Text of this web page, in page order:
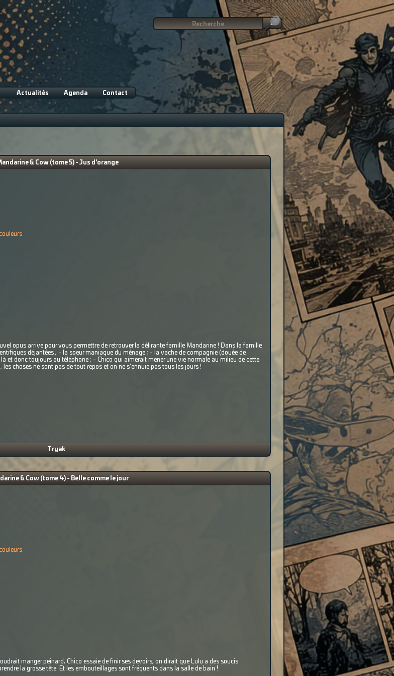
Actualités Agenda Contact
& Cow (tome 5) - Jus d'orange
opus arrive pour vous permettre de retrouver la délirante famille Mandarine ! Dans la famille
déjantées ; - la soeur maniaque du ménage ; - la vache de compagnie (douée de
et donc toujours au téléphone ; - Chico qui aimerait mener une vie normale au milieu de cette
choses ne sont pas de tout repos et on ne s’ennuie pas tous les jours !
Tryak
& Cow (tome 4) - Belle comme le jour
manger peinard, Chico essaie de finir ses devoirs, on dirait que Lulu a des soucis
la grosse tête. Et les embouteillages sont fréquents dans la salle de bain !